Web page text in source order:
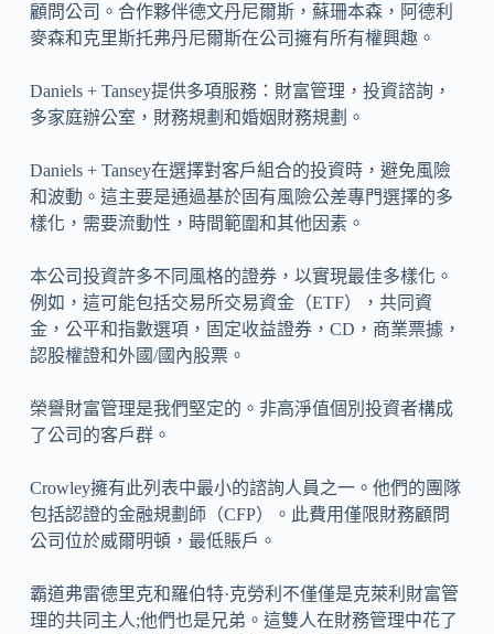
顧問公司。合作夥伴德文丹尼爾斯，蘇珊本森，阿德利
麥森和克里斯托弗丹尼爾斯在公司擁有所有權興趣。
Daniels + Tansey提供多項服務：財富管理，投資諮詢，
多家庭辦公室，財務規劃和婚姻財務規劃。
Daniels + Tansey在選擇對客戶組合的投資時，避免風險
和波動。這主要是通過基於固有風險公差專門選擇的多
樣化，需要流動性，時間範圍和其他因素。
本公司投資許多不同風格的證券，以實現最佳多樣化。
例如，這可能包括交易所交易資金（ETF），共同資
金，公平和指數選項，固定收益證券，CD，商業票據，
認股權證和外國/國內股票。
榮譽財富管理是我們堅定的。非高淨值個別投資者構成
了公司的客戶群。
Crowley擁有此列表中最小的諮詢人員之一。他們的團隊
包括認證的金融規劃師（CFP）。此費用僅限財務顧問
公司位於威爾明頓，最低賬戶。
霸道弗雷德里克和羅伯特·克勞利不僅僅是克萊利財富管
理的共同主人;他們也是兄弟。這雙人在財務管理中花了